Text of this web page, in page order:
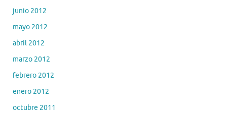
junio 2012
mayo 2012
abril 2012
marzo 2012
febrero 2012
enero 2012
octubre 2011